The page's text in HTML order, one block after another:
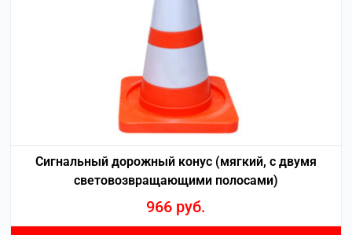
Сигнальный дорожный конус (мягкий, с двумя
световозвращающими полосами)
966 руб.